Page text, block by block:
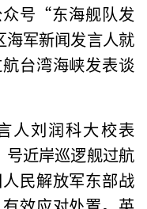
号“东海舰队发
军新闻发言人就
台湾海峡发表谈
人刘润科大校表
近岸巡逻舰过航
民解放军东部战